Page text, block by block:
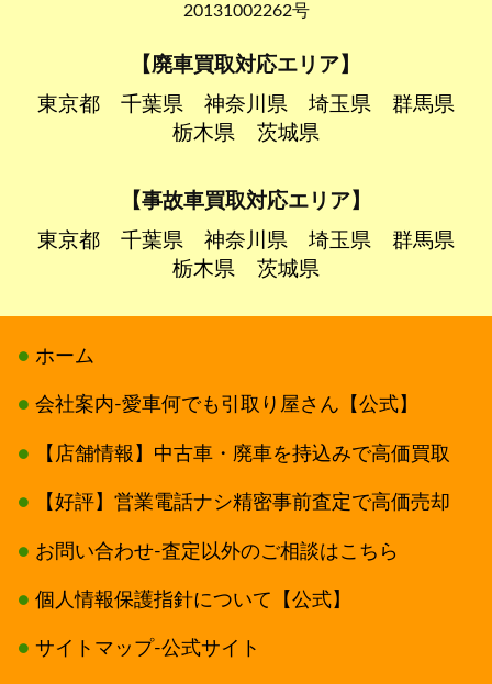
20131002262号
【廃車買取対応エリア】
東京都
千葉県 神奈川県 埼玉県
群馬県
栃木県
茨城県
【事故車買取対応エリア】
東京都
千葉県 神奈川県 埼玉県
群馬県
栃木県
茨城県
ホーム
会社案内-愛車何でも引取り屋さん【公式】
【店舗情報】中古車・廃車を持込みで高価買取
【好評】営業電話ナシ精密事前査定で高価売却
お問い合わせ-査定以外のご相談はこちら
個人情報保護指針について【公式】
サイトマップ-公式サイト